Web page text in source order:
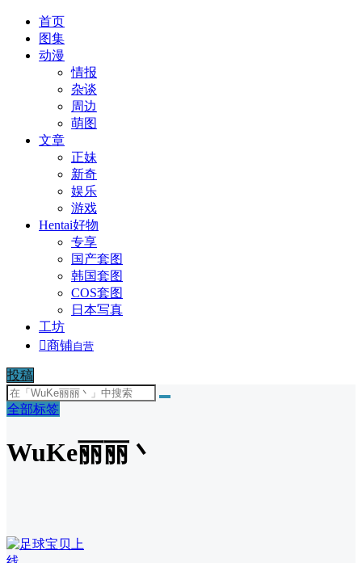
首页
图集
动漫
情报
杂谈
周边
萌图
文章
正妹
新奇
娱乐
游戏
Hentai好物
专享
国产套图
韩国套图
COS套图
日本写真
工坊
商铺自营
投稿
全部标签
WuKe丽丽丶